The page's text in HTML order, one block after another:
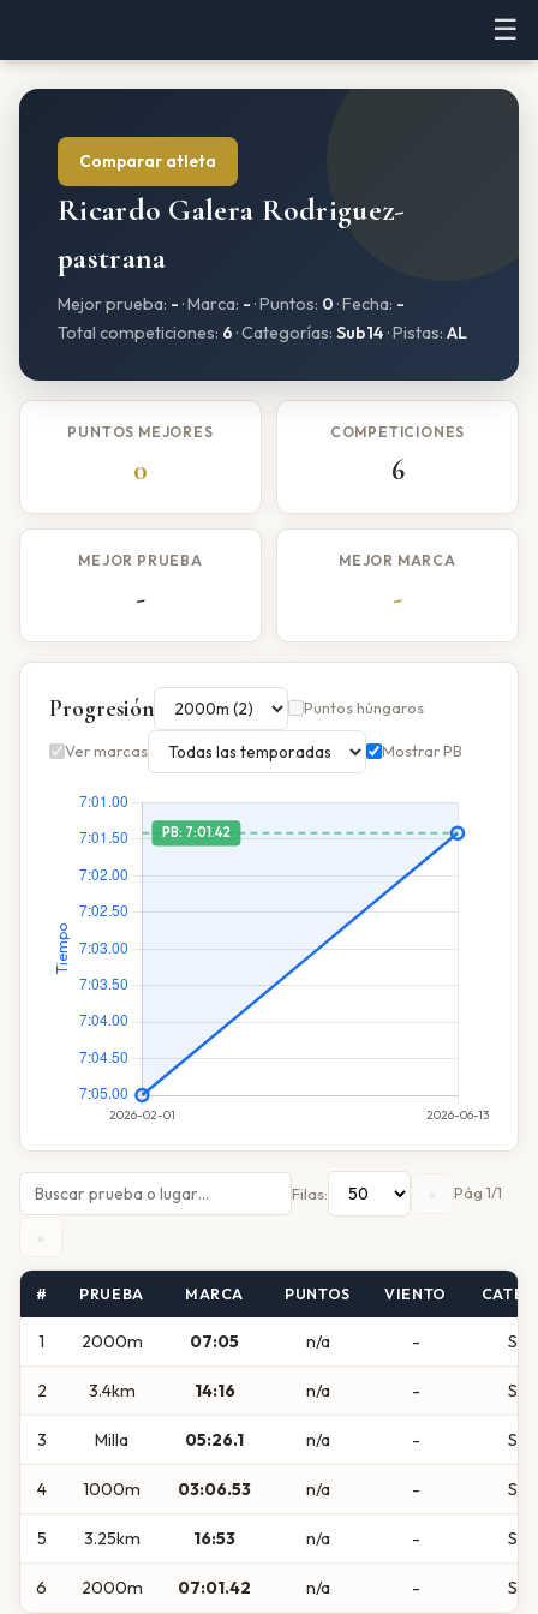
☰
Comparar atleta
Ricardo Galera Rodriguez-
pastrana
Mejor prueba: - · Marca: - · Puntos: 0 · Fecha: -
Total competiciones: 6 · Categorías: Sub14 · Pistas: AL
PUNTOS MEJORES
0
COMPETICIONES
6
MEJOR PRUEBA
-
MEJOR MARCA
-
Progresión Puntos húngaros
Ver marcas Mostrar PB
Filas: « Pág 1/1
»
# PRUEBA MARCA PUNTOS VIENTO
1 2000m 07:05 n/a -
2 3.4km 14:16 n/a -
3 Milla 05:26.1 n/a -
4 1000m 03:06.53 n/a -
5 3.25km 16:53 n/a -
6 2000m 07:01.42 n/a -